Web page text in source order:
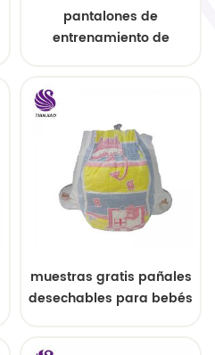
pantalones de
entrenamiento de
muestras gratis pañales
desechables para bebés